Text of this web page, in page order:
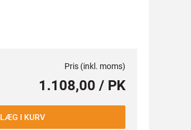
Pris (inkl. moms)
1.108,00 / PK
LÆG I KURV